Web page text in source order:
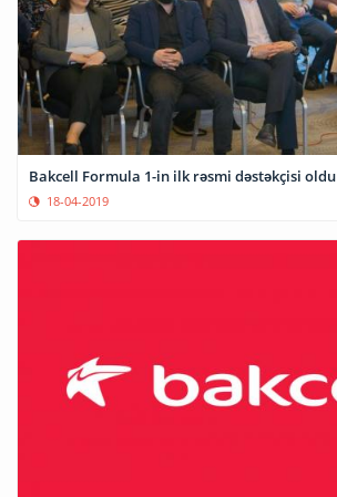
Bakcell Formula 1-in ilk rəsmi dəstəkçisi oldu
18-04-2019